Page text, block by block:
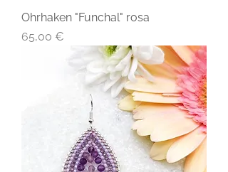
Ohrhaken "Funchal" rosa
Preis
65,00 €